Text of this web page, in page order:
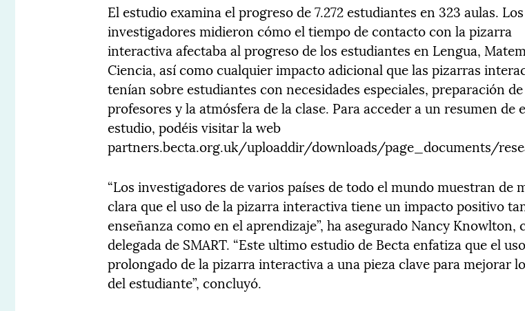
El estudio examina el progreso de 7.272 estudiantes en 323 aulas. Los
investigadores midieron cómo el tiempo de contacto con la pizarra
interactiva afectaba al progreso de los estudiantes en Lengua,
Ciencia, así como cualquier impacto adicional que las pizarras
tenían sobre estudiantes con necesidades especiales, preparación
profesores y la atmósfera de la clase. Para acceder a un resumen de
estudio, podéis visitar la web
partners.becta.org.uk/uploaddir/downloads/page_documents/
“Los investigadores de varios países de todo el mundo muestran de
clara que el uso de la pizarra interactiva tiene un impacto positivo
enseñanza como en el aprendizaje”, ha asegurado Nancy Knowlton,
delegada de SMART. “Este ultimo estudio de Becta enfatiza que el uso
prolongado de la pizarra interactiva a una pieza clave para mejorar
del estudiante”, concluyó.